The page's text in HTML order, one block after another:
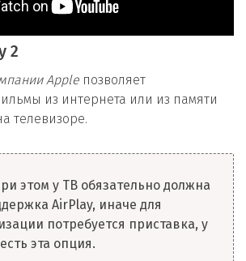
2
Apple позволяет
из интернета или из памяти
телевизоре.
этом у ТВ обязательно должна
AirPlay, иначе для
потребуется приставка, у
эта опция.